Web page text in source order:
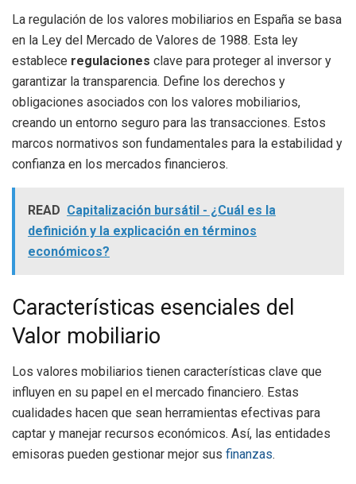
La regulación de los valores mobiliarios en España se basa
en la Ley del Mercado de Valores de 1988. Esta ley
establece regulaciones clave para proteger al inversor y
garantizar la transparencia. Define los derechos y
obligaciones asociados con los valores mobiliarios,
creando un entorno seguro para las transacciones. Estos
marcos normativos son fundamentales para la estabilidad y
confianza en los mercados financieros.
READ Capitalización bursátil - ¿Cuál es la
definición y la explicación en términos
económicos?
Características esenciales del
Valor mobiliario
Los valores mobiliarios tienen características clave que
influyen en su papel en el mercado financiero. Estas
cualidades hacen que sean herramientas efectivas para
captar y manejar recursos económicos. Así, las entidades
emisoras pueden gestionar mejor sus finanzas.